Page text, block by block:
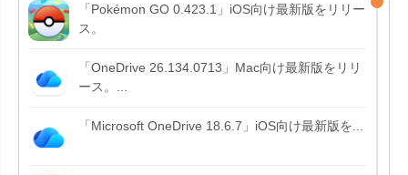
「Pokémon GO 0.423.1」iOS向け最新版をリリー
ス。
「OneDrive 26.134.0713」Mac向け最新版をリリ
ース。...
「Microsoft OneDrive 18.6.7」iOS向け最新版を...